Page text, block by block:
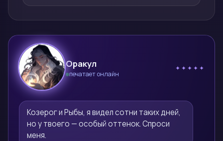
🔮
Оракул
печатает онлайн
✦✦✦✦✦
Козерог и Рыбы, я видел сотни таких дней,
но у твоего — особый оттенок. Спроси
меня.